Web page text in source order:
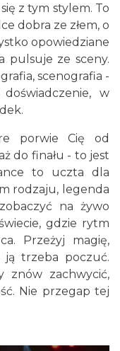
i Goście
2026-10-18
z tym stylem. To
dobra ze złem, o
opowiedziane
pulsuje ze sceny.
scenografia -
w
porwie Cię od
do finału - to jest
to uczta dla
rodzaju, legenda
na żywo
gdzie rytm
Przeżyj magię,
ją trzeba poczuć.
znów zachwycić,
Nie przegap tej